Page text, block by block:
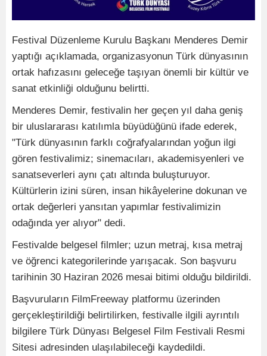
Festival Düzenleme Kurulu Başkanı Menderes Demir
yaptığı açıklamada, organizasyonun Türk dünyasının
ortak hafızasını geleceğe taşıyan önemli bir kültür ve
sanat etkinliği olduğunu belirtti.
Menderes Demir, festivalin her geçen yıl daha geniş
bir uluslararası katılımla büyüdüğünü ifade ederek,
"Türk dünyasının farklı coğrafyalarından yoğun ilgi
gören festivalimiz; sinemacıları, akademisyenleri ve
sanatseverleri aynı çatı altında buluşturuyor.
Kültürlerin izini süren, insan hikâyelerine dokunan ve
ortak değerleri yansıtan yapımlar festivalimizin
odağında yer alıyor" dedi.
Festivalde belgesel filmler; uzun metraj, kısa metraj
ve öğrenci kategorilerinde yarışacak. Son başvuru
tarihinin 30 Haziran 2026 mesai bitimi olduğu bildirildi.
Başvuruların FilmFreeway platformu üzerinden
gerçekleştirildiği belirtilirken, festivalle ilgili ayrıntılı
bilgilere Türk Dünyası Belgesel Film Festivali Resmi
Sitesi adresinden ulaşılabileceği kaydedildi.